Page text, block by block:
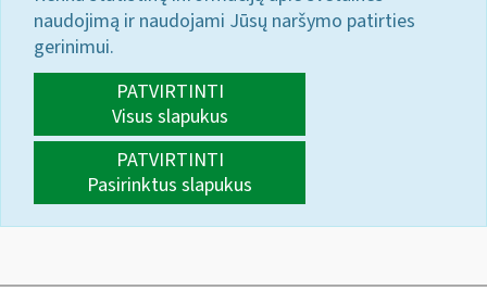
naudojimą ir naudojami Jūsų naršymo patirties
gerinimui.
PATVIRTINTI
Visus slapukus
PATVIRTINTI
Pasirinktus slapukus